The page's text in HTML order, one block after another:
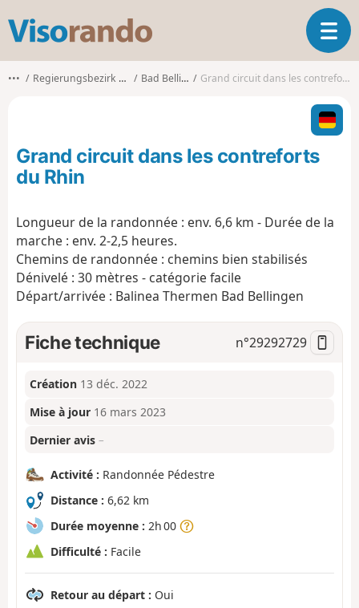
s
o
o
O
u
i
r
l
i
n
••• Regierungsbezirk Freiburg Bad Bellingen Grand circuit dans les contreforts du Rhin
Grand circuit dans les contreforts
du Rhin
Longueur de la randonnée : env. 6,6 km - Durée de la
marche : env. 2-2,5 heures.
Chemins de randonnée : chemins bien stabilisés
Dénivelé : 30 mètres - catégorie facile
Départ/arrivée : Balinea Thermen Bad Bellingen
Fiche technique n°29292729
Création 13 déc. 2022
Mise à jour 16 mars 2023
Dernier avis –
Activité : Randonnée Pédestre
Distance : 6,62 km
Durée moyenne : 2h 00
Difficulté : Facile
Retour au départ : Oui